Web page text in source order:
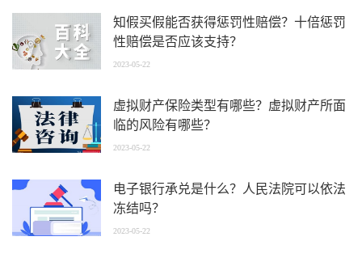
知假买假能否获得惩罚性赔偿？十倍惩罚
性赔偿是否应该支持？
2023-05-22
虚拟财产保险类型有哪些？虚拟财产所面
临的风险有哪些？
2023-05-22
电子银行承兑是什么？人民法院可以依法
冻结吗？
2023-05-22